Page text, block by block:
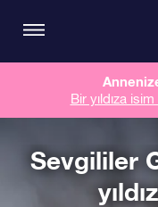
Bir yıldıza
Sevgililer